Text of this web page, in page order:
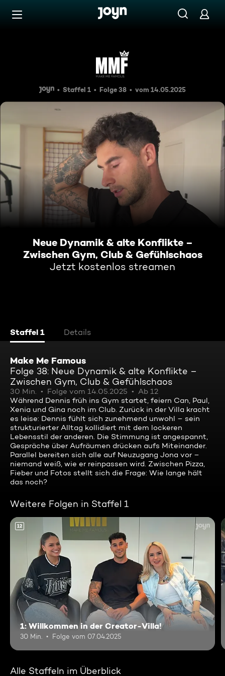
Zum Inhalt springen
Neue Dynamik & alte
Staffel 1 Folge 38 vom 14.05.2025
Neue Dynamik & alte Konflikte –
Zwischen Gym, Club & Gefühlschaos
Jetzt kostenlos streamen
Staffel 1 Details
Make Me Famous
Folge 38: Neue Dynamik & alte Konflikte –
Zwischen Gym, Club & Gefühlschaos
30 Min. Folge vom 14.05.2025
Ab 12
Während Dennis früh ins Gym startet, feiern Can, Paul,
Xenia und Gina noch im Club. Zurück in der Villa kracht
es leise: Dennis fühlt sich zunehmend unwohl – sein
strukturierter Alltag kollidiert mit dem lockeren
Lebensstil der anderen. Die Stimmung ist angespannt,
Gespräche über Aufräumen drücken aufs Miteinander.
Parallel bereiten sich alle auf Neuzugang Jona vor –
niemand weiß, wie er reinpassen wird. Zwischen Pizza,
Fieber und Fotos stellt sich die Frage: Wie lange hält
das noch?
Weitere Folgen in Staffel 1
12
1: Willkommen in der Creator-Villa!
30 Min. Folge vom 07.04.2025
Alle Staffeln im Überblick